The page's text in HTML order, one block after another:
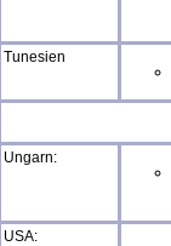
Tunesien
Ungarn:
USA: